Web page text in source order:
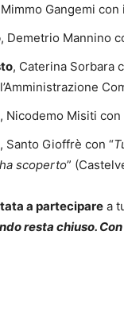
Gangemi con
, Demetrio Mannino
, Caterina Sorbara
, Nicodemo Misiti con
, Santo Gioffrè con “
scoperto”
a partecipare a
resta chiuso.